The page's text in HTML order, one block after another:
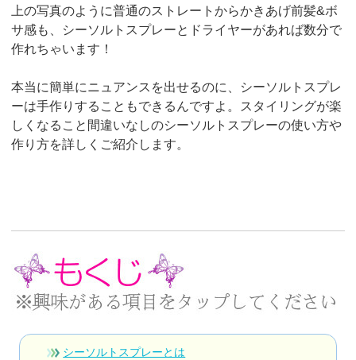
上の写真のように普通のストレートからかきあげ前髪&ボ
サ感も、シーソルトスプレーとドライヤーがあれば数分で
作れちゃいます！
本当に簡単にニュアンスを出せるのに、シーソルトスプレ
ーは手作りすることもできるんですよ。スタイリングが楽
しくなること間違いなしのシーソルトスプレーの使い方や
作り方を詳しくご紹介します。
シーソルトスプレーとは